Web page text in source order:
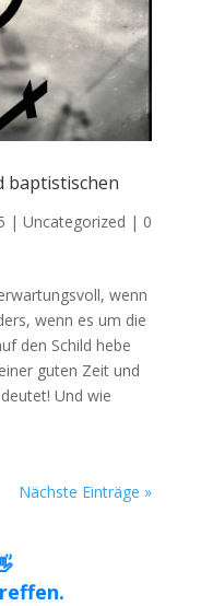
baptistischen
| Uncategorized | 0
wenn
wenn es um die
den Schild hebe
guten Zeit und
Und wie
Nächste Einträge »